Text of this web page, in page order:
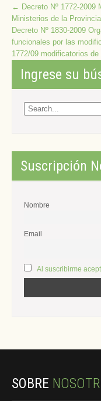
Post
navigation
← Decreto Nº 1772-
Ministerios de la
Decreto Nº 1830-2009
funcionales por las
1772/09 modificatorios
Ingrese su
Suscripción
Nombre
Email
Al suscribirme
SOBRE